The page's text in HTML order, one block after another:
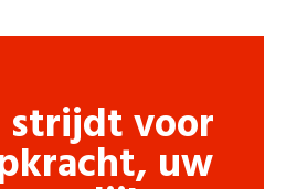
voor
uw